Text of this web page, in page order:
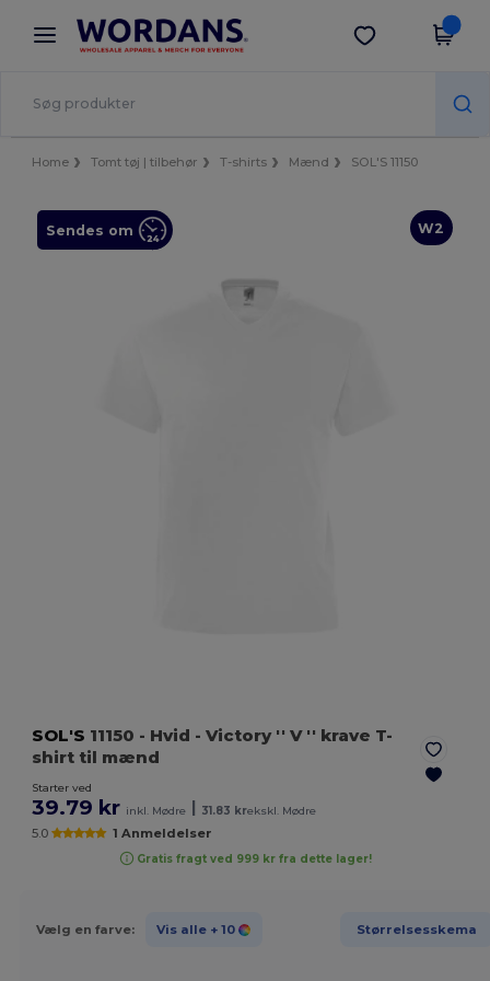
× Wordans-app
Bedre priser i appen!
Hent app
Home Tomt tøj | tilbehør T-shirts Mænd SOL'S 11150
W2
Sendes om
SOL'S 11150 - Hvid - Victory '' V '' krave T-
shirt til mænd
Starter ved
39.79 kr inkl. Mødre 31.83 krekskl. Mødre
5.0 1 Anmeldelser
Gratis fragt ved 999 kr fra dette lager!
Vælg en farve: Vis alle + 10 Størrelsesskema